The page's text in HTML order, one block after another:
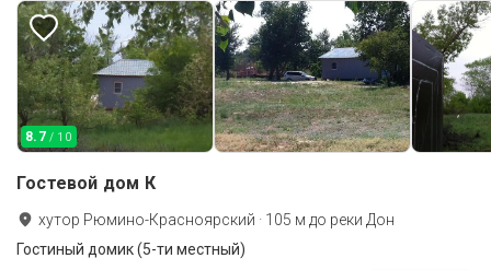
8.7 / 10
Гостевой дом К
хутор Рюмино-Красноярский · 105 м до реки Дон
Гостиный домик (5-ти местный)